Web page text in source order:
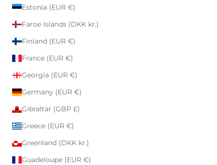
Estonia (EUR €)
Faroe Islands (DKK kr.)
Finland (EUR €)
France (EUR €)
Georgia (EUR €)
Germany (EUR €)
Gibraltar (GBP £)
Greece (EUR €)
Greenland (DKK kr.)
Guadeloupe (EUR €)